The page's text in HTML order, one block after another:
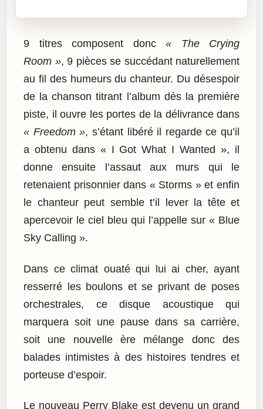
9 titres composent donc « The Crying
Room », 9 pièces se succédant naturellement
au fil des humeurs du chanteur. Du désespoir
de la chanson titrant l’album dès la première
piste, il ouvre les portes de la délivrance dans
« Freedom », s’étant libéré il regarde ce qu’il
a obtenu dans « I Got What I Wanted », il
donne ensuite l’assaut aux murs qui le
retenaient prisonnier dans « Storms » et enfin
le chanteur peut semble t’il lever la tête et
apercevoir le ciel bleu qui l’appelle sur « Blue
Sky Calling ».
Dans ce climat ouaté qui lui ai cher, ayant
resserré les boulons et se privant de poses
orchestrales, ce disque acoustique qui
marquera soit une pause dans sa carrière,
soit une nouvelle ère mélange donc des
balades intimistes à des histoires tendres et
porteuse d’espoir.
Le nouveau Perry Blake est devenu un grand